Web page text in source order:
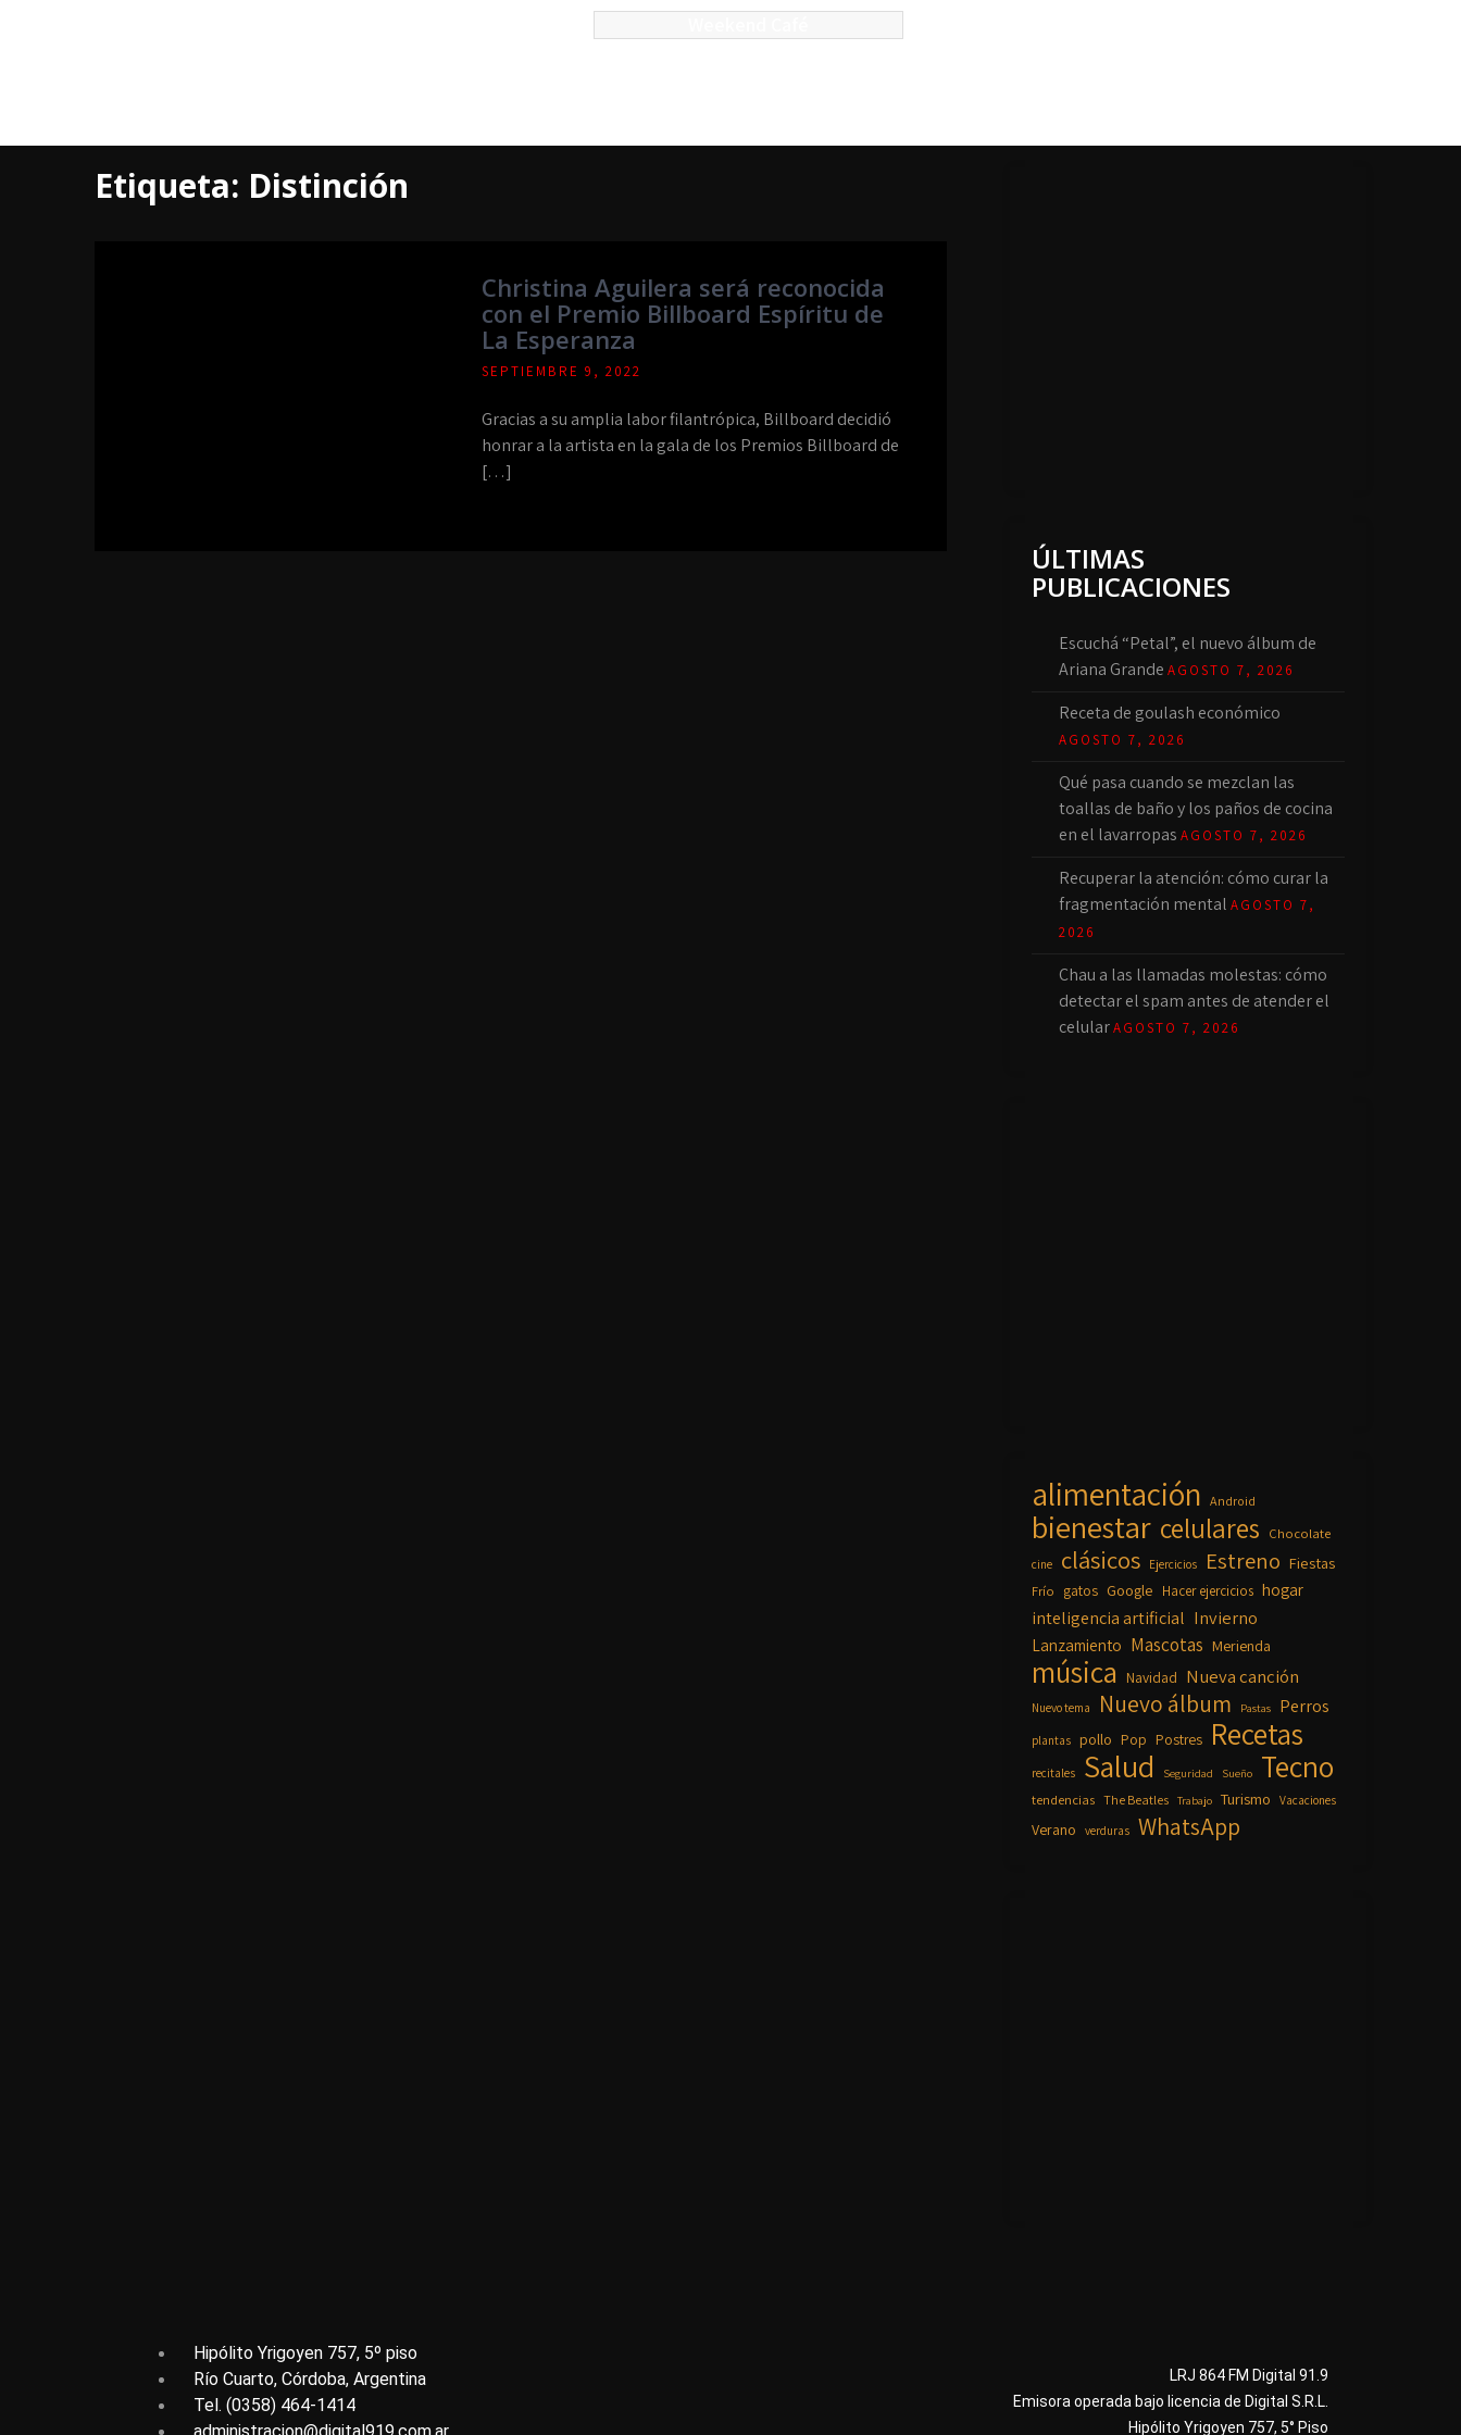
Etiqueta: Distinción
Christina Aguilera será reconocida
con el Premio Billboard Espíritu de
La Esperanza
SEPTIEMBRE 9, 2022
Gracias a su amplia labor filantrópica, Billboard decidió
honrar a la artista en la gala de los Premios Billboard de
[…]
ÚLTIMAS
PUBLICACIONES
Escuchá “Petal”, el nuevo álbum de
Ariana Grande AGOSTO 7, 2026
Receta de goulash económico
AGOSTO 7, 2026
Qué pasa cuando se mezclan las
toallas de baño y los paños de cocina
en el lavarropas AGOSTO 7, 2026
Recuperar la atención: cómo curar la
fragmentación mental AGOSTO 7,
2026
Chau a las llamadas molestas: cómo
detectar el spam antes de atender el
celular AGOSTO 7, 2026
alimentación Android
bienestar celulares Chocolate
cine clásicos Ejercicios Estreno Fiestas
Frío gatos Google Hacer ejercicios hogar
inteligencia artificial Invierno
Lanzamiento Mascotas Merienda
música Navidad Nueva canción
Nuevo tema Nuevo álbum Pastas Perros
plantas pollo Pop Postres Recetas
recitales Salud Seguridad Sueño Tecno
tendencias The Beatles Trabajo Turismo Vacaciones
Verano verduras WhatsApp
Hipólito Yrigoyen 757, 5º piso
Río Cuarto, Córdoba, Argentina
Tel. (0358) 464-1414
LRJ 864 FM Digital 91.9
Emisora operada bajo licencia de Digital S.R.L.
Hipólito Yrigoyen 757, 5° Piso